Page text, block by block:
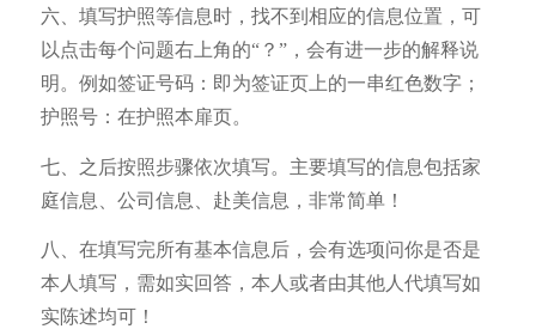
六、填写护照等信息时，找不到相应的信息位置，可
以点击每个问题右上角的“？”，会有进一步的解释说
明。例如签证号码：即为签证页上的一串红色数字；
护照号：在护照本扉页。
七、之后按照步骤依次填写。主要填写的信息包括家
庭信息、公司信息、赴美信息，非常简单！
八、在填写完所有基本信息后，会有选项问你是否是
本人填写，需如实回答，本人或者由其他人代填写如
实陈述均可！